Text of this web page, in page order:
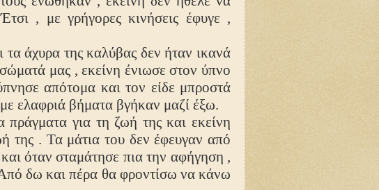
, με γρήγορες κινήσεις έφυγε ,
άχυρα της καλύβας δεν ήταν ικανά
μας , εκείνη ένιωσε στον ύπνο
απότομα και τον είδε μπροστά
ελαφριά βήματα βγήκαν μαζί έξω.
για τη ζωή της και εκείνη
της . Τα μάτια του δεν έφευγαν από
όταν σταμάτησε πια την αφήγηση ,
δω και πέρα θα φροντίσω να κάνω